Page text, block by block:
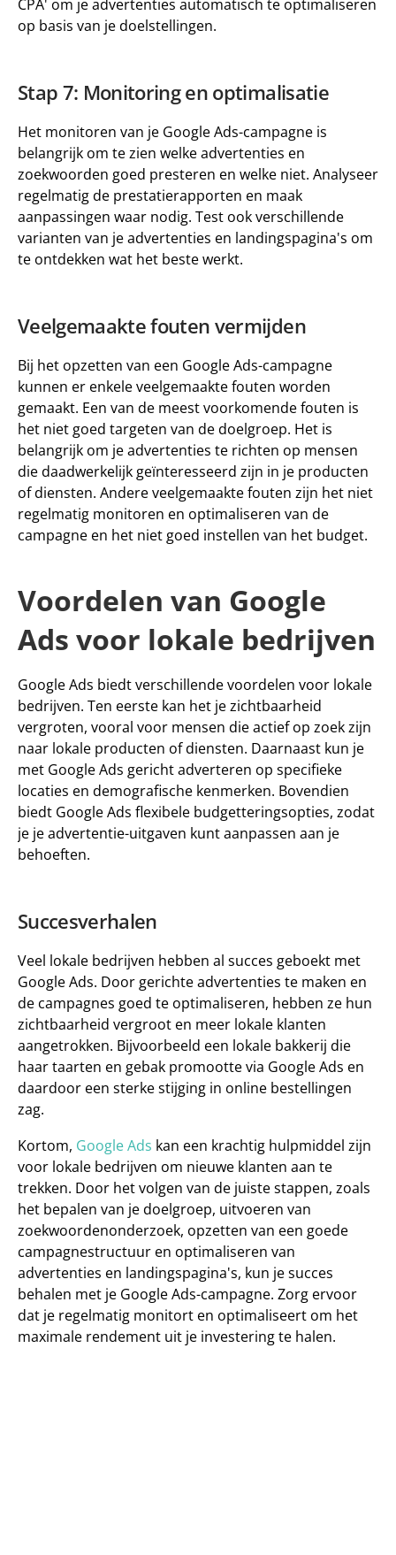
CPA' om je advertenties automatisch te optimaliseren
op basis van je doelstellingen.
Stap 7: Monitoring en optimalisatie
Het monitoren van je Google Ads-campagne is
belangrijk om te zien welke advertenties en
zoekwoorden goed presteren en welke niet. Analyseer
regelmatig de prestatierapporten en maak
aanpassingen waar nodig. Test ook verschillende
varianten van je advertenties en landingspagina's om
te ontdekken wat het beste werkt.
Veelgemaakte fouten vermijden
Bij het opzetten van een Google Ads-campagne
kunnen er enkele veelgemaakte fouten worden
gemaakt. Een van de meest voorkomende fouten is
het niet goed targeten van de doelgroep. Het is
belangrijk om je advertenties te richten op mensen
die daadwerkelijk geïnteresseerd zijn in je producten
of diensten. Andere veelgemaakte fouten zijn het niet
regelmatig monitoren en optimaliseren van de
campagne en het niet goed instellen van het budget.
Voordelen van Google
Ads voor lokale bedrijven
Google Ads biedt verschillende voordelen voor lokale
bedrijven. Ten eerste kan het je zichtbaarheid
vergroten, vooral voor mensen die actief op zoek zijn
naar lokale producten of diensten. Daarnaast kun je
met Google Ads gericht adverteren op specifieke
locaties en demografische kenmerken. Bovendien
biedt Google Ads flexibele budgetteringsopties, zodat
je je advertentie-uitgaven kunt aanpassen aan je
behoeften.
Succesverhalen
Veel lokale bedrijven hebben al succes geboekt met
Google Ads. Door gerichte advertenties te maken en
de campagnes goed te optimaliseren, hebben ze hun
zichtbaarheid vergroot en meer lokale klanten
aangetrokken. Bijvoorbeeld een lokale bakkerij die
haar taarten en gebak promootte via Google Ads en
daardoor een sterke stijging in online bestellingen
zag.
Kortom, Google Ads kan een krachtig hulpmiddel zijn
voor lokale bedrijven om nieuwe klanten aan te
trekken. Door het volgen van de juiste stappen, zoals
het bepalen van je doelgroep, uitvoeren van
zoekwoordenonderzoek, opzetten van een goede
campagnestructuur en optimaliseren van
advertenties en landingspagina's, kun je succes
behalen met je Google Ads-campagne. Zorg ervoor
dat je regelmatig monitort en optimaliseert om het
maximale rendement uit je investering te halen.